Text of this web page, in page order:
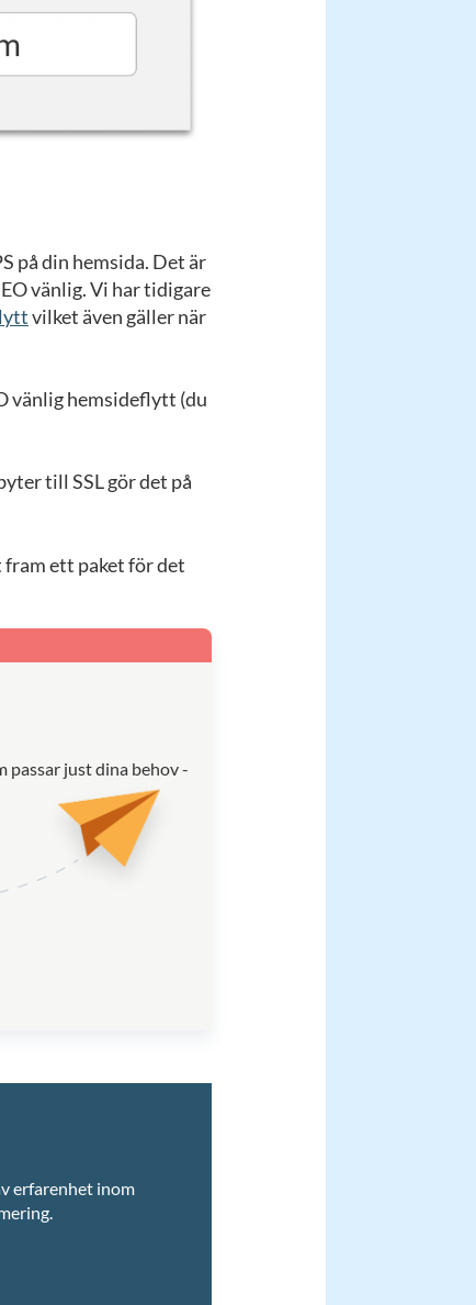
på din hemsida. Det är
vänlig. Vi har tidigare
vilket även gäller när
vänlig hemsideflytt (du
till SSL gör det på
ett paket för det
passar just dina behov -
erfarenhet inom